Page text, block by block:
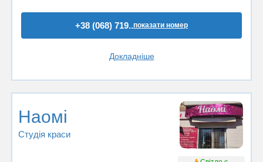
+38 (068) 719..показати номер
Докладніше
Наомі
Студія краси